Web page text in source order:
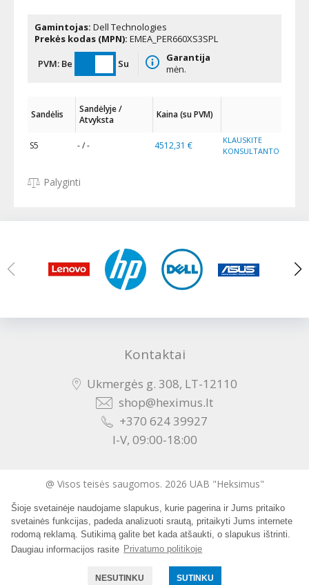
Šioje svetainėje naudojame slapukus, kurie pagerina ir Jums pritaiko
svetainės funkcijas, padeda analizuoti srautą, pritaikyti Jums internete
rodomą reklamą. Sutikimą galite bet kada atšaukti, o slapukus ištrinti.
Daugiau informacijos rasite Privatumo politikoje
NESUTINKU SUTINKU
Gamintojas: Dell Technologies
Prekės kodas (MPN): EMEA_PER660XS3SPL
PVM: Be Su
Garantija
mėn.
Sandėlis
Sandėlyje /
Atvyksta
Kaina (su PVM)
S5 - / - 4512,31 €
KLAUSKITE
KONSULTANTO
Palyginti
Kontaktai
Ukmergės g. 308, LT-12110
shop@heximus.lt
+370 624 39927
I-V, 09:00-18:00
@ Visos teisės saugomos. 2026 UAB "Heksimus"
Sukurta: